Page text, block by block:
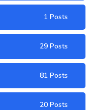
1 Posts
29 Posts
81 Posts
20 Posts